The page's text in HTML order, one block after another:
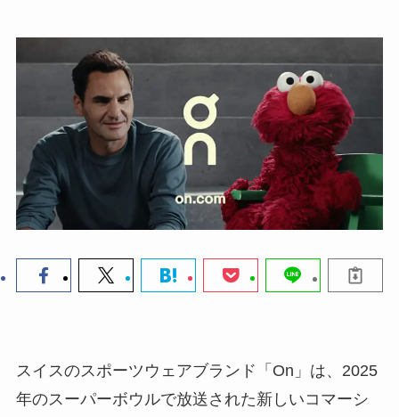
スイスのスポーツウェアブランド「On」は、2025
年のスーパーボウルで放送された新しいコマーシ